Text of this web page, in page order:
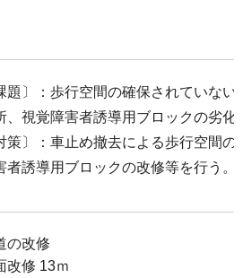
題〕：歩行空間の確保されていな
、視覚障害者誘導用ブロックの劣化
策〕：車止め撤去による歩行空間
者誘導用ブロックの改修等を行う。
の改修
改修 13ｍ